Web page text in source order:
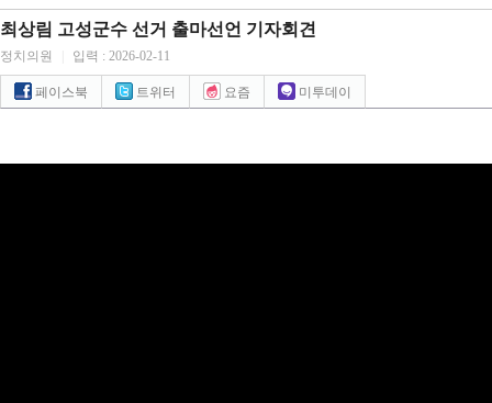
최상림 고성군수 선거 출마선언 기자회견
정치의원 입력 : 2026-02-11
페이스북 트위터 요즘 미투데이